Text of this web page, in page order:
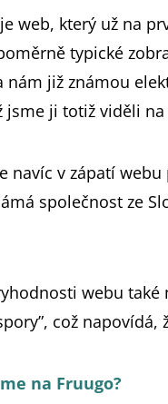
web, který už na
typické
nám již známou
jsme ji totiž viděli
navíc v zápatí
společnost ze
webu také
což
na Fruugo?